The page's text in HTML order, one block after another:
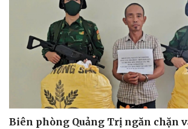
Biên phòng Quảng Trị ngăn chặn